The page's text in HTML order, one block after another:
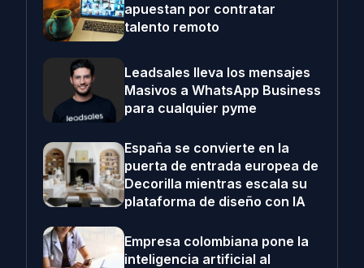
apuestan por contratar
talento remoto
Leadsales lleva los mensajes
Masivos a WhatsApp Business
para cualquier pyme
España se convierte en la
puerta de entrada europea de
Decorilla mientras escala su
plataforma de diseño con IA
Empresa colombiana pone la
inteligencia artificial al